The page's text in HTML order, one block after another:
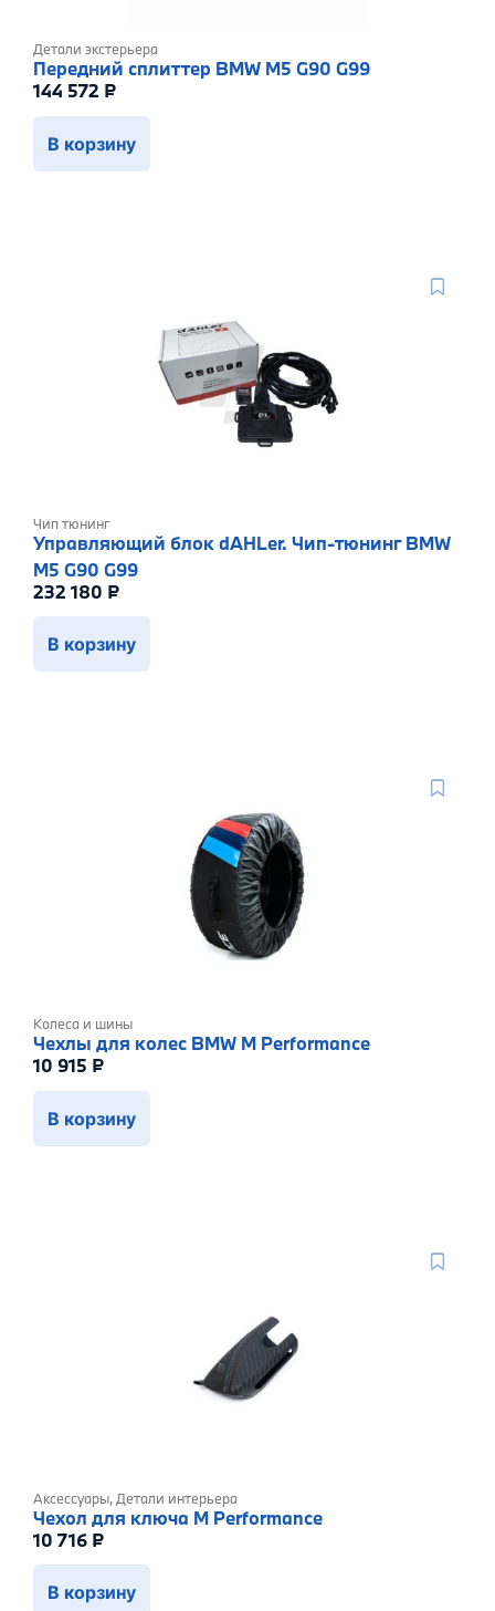
Детали экстерьера
Передний сплиттер BMW M5 G90 G99
144 572 ₽
В корзину
Чип тюнинг
Управляющий блок dAHLer. Чип-тюнинг BMW
M5 G90 G99
232 180 ₽
В корзину
Колеса и шины
Чехлы для колес BMW M Performance
10 915 ₽
В корзину
Аксессуары,Детали интерьера
Чехол для ключа M Performance
10 716 ₽
В корзину